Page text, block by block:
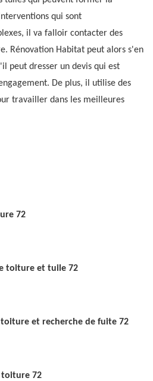
qui sont
il va falloir contacter des
Rénovation Habitat peut alors s'en
peut dresser un devis qui est
De plus, il utilise des
travailler dans les meilleures
72
toiture et tuile 72
et recherche de fuite 72
toiture 72